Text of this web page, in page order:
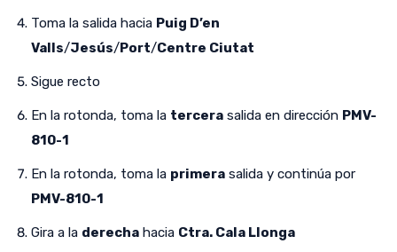
Toma la salida hacia Puig D’en
Valls/Jesús/Port/Centre Ciutat
Sigue recto
En la rotonda, toma la tercera salida en dirección PMV-
810-1
En la rotonda, toma la primera salida y continúa por
PMV-810-1
Gira a la derecha hacia Ctra. Cala Llonga